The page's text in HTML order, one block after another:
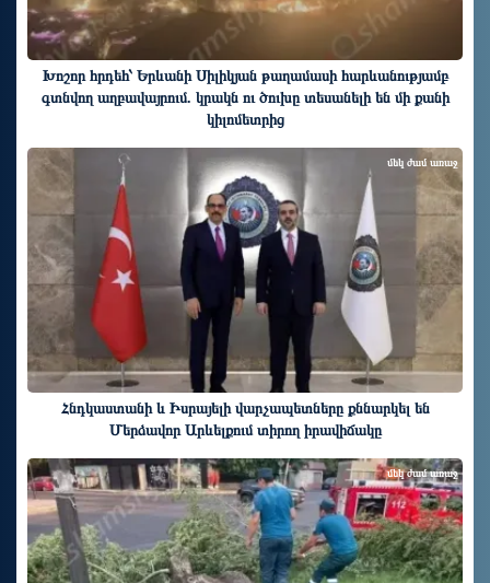
Խոշոր հրդեհ՝ Երևանի Սիլիկյան թաղամասի հարևանությամբ
գտնվող աղբավայրում. կրակն ու ծուխը տեսանելի են մի քանի
կիլոմետրից
Հնդկաստանի և Իսրայելի վարչապետները քննարկել են
Մերձավոր Արևելքում տիրող իրավիճակը
մեկ ժամ առաջ
մեկ ժամ առաջ